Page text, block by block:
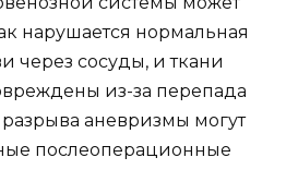
нарушается нормальная
через сосуды, и ткани
из-за перепада
аневризмы могут
послеоперационные